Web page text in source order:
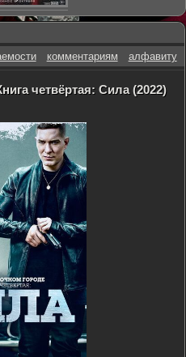
комментариям алфавиту
четвёртая: Сила (2022)